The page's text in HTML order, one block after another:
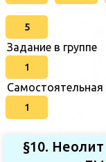
5
Задание в группе
1
Самостоятельная
1
§10.